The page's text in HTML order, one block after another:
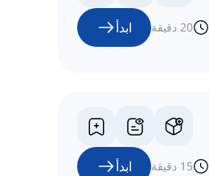
20 دقيقة ابدأ
15 دقيقة ابدأ